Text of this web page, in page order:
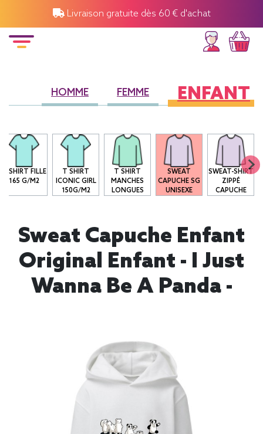
Livraison gratuite dès 60 € d'achat
HOMME FEMME ENFANT
T-SHIRT FILLE
165 G/M2
T SHIRT
ICONIC GIRL
150G/M2
T SHIRT
MANCHES
LONGUES
SWEAT
CAPUCHE SG
UNISEXE
SWEAT-SHIRT
ZIPPÉ
CAPUCHE
Sweat Capuche Enfant
Original Enfant - I Just
Wanna Be A Panda -